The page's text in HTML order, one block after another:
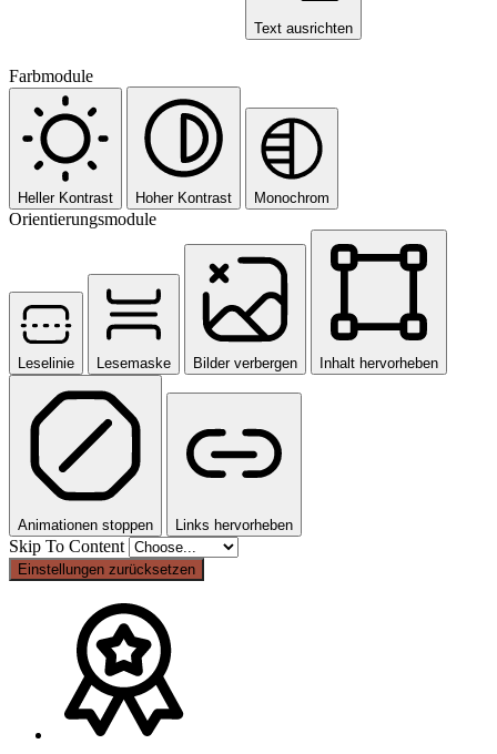
Text ausrichten
Farbmodule
Heller Kontrast Hoher Kontrast Monochrom
Orientierungsmodule
Leselinie Lesemaske Bilder verbergen Inhalt hervorheben
Animationen stoppen Links hervorheben
Skip To Content
Einstellungen zurücksetzen